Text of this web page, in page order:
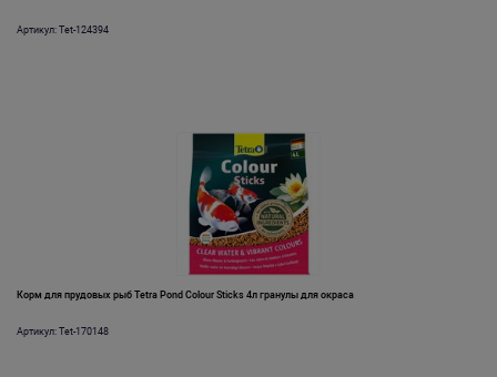
Артикул: Tet-124394
Корм для прудовых рыб Tetra Pond Colour Sticks 4л гранулы для окраса
Артикул: Tet-170148